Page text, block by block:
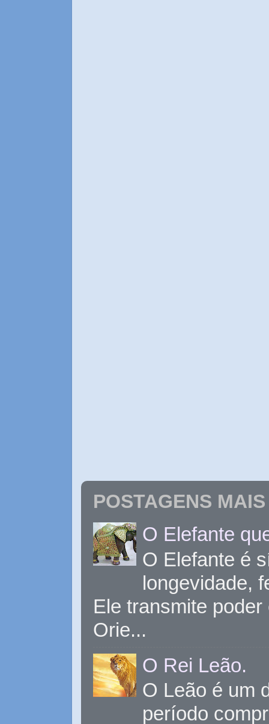
POSTAGENS
O Elefante
O Elefante é
longevidade,
Ele transmite
Orie...
O Rei Leão.
O Leão é um
período